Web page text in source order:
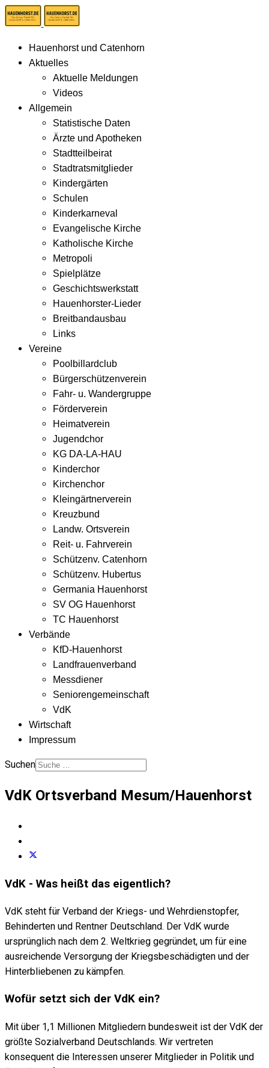
Hauenhorst und Catenhorn
Aktuelles
Aktuelle Meldungen
Videos
Allgemein
Statistische Daten
Ärzte und Apotheken
Stadtteilbeirat
Stadtratsmitglieder
Kindergärten
Schulen
Kinderkarneval
Evangelische Kirche
Katholische Kirche
Metropoli
Spielplätze
Geschichtswerkstatt
Hauenhorster-Lieder
Breitbandausbau
Links
Vereine
Poolbillardclub
Bürgerschützenverein
Fahr- u. Wandergruppe
Förderverein
Heimatverein
Jugendchor
KG DA-LA-HAU
Kinderchor
Kirchenchor
Kleingärtnerverein
Kreuzbund
Landw. Ortsverein
Reit- u. Fahrverein
Schützenv. Catenhorn
Schützenv. Hubertus
Germania Hauenhorst
SV OG Hauenhorst
TC Hauenhorst
Verbände
KfD-Hauenhorst
Landfrauenverband
Messdiener
Seniorengemeinschaft
VdK
Wirtschaft
Impressum
Suchen
VdK Ortsverband Mesum/Hauenhorst
VdK - Was heißt das eigentlich?
VdK steht für Verband der Kriegs- und Wehrdienstopfer,
Behinderten und Rentner Deutschland. Der VdK wurde
ursprünglich nach dem 2. Weltkrieg gegründet, um für eine
ausreichende Versorgung der Kriegsbeschädigten und der
Hinterbliebenen zu kämpfen.
Wofür setzt sich der VdK ein?
Mit über 1,1 Millionen Mitgliedern bundesweit ist der VdK der
größte Sozialverband Deutschlands. Wir vertreten
konsequent die Interessen unserer Mitglieder in Politik und